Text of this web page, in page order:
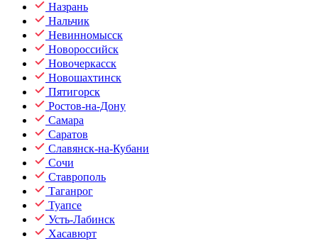
Назрань
Нальчик
Невинномысск
Новороссийск
Новочеркасск
Новошахтинск
Пятигорск
Ростов-на-Дону
Самара
Саратов
Славянск-на-Кубани
Сочи
Ставрополь
Таганрог
Туапсе
Усть-Лабинск
Хасавюрт